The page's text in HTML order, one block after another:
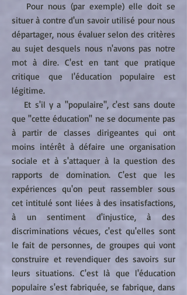
Pour nous (par exemple) elle doit se
situer à contre d'un savoir utilisé pour nous
départager, nous évaluer selon des critères
au sujet desquels nous n'avons pas notre
mot à dire. C'est en tant que pratique
critique que l'éducation populaire est
légitime.
Et s'il y a ''populaire'', c'est sans doute
que ''cette éducation'' ne se documente pas
à partir de classes dirigeantes qui ont
moins intérêt à défaire une organisation
sociale et à s'attaquer à la question des
rapports de domination. C'est que les
expériences qu'on peut rassembler sous
cet intitulé sont liées à des insatisfactions,
à un sentiment d'injustice, à des
discriminations vécues, c'est qu'elles sont
le fait de personnes, de groupes qui vont
construire et revendiquer des savoirs sur
leurs situations. C'est là que l'éducation
populaire s'est fabriquée, se fabrique, dans